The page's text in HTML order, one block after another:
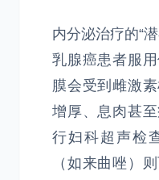
内分泌治疗的“
乳腺癌患者服
膜会受到雌激
增厚、息肉甚
行妇科超声检
（如来曲唑）